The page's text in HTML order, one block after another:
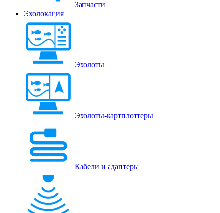
Запчасти
Эхолокация
Эхолоты
Эхолоты-картплоттеры
Кабели и адаптеры